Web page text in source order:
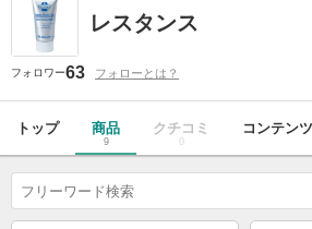
レスタンス
フォロワー63 フォローとは？
トップ 商品
9
クチコミ
0
コンテンツ